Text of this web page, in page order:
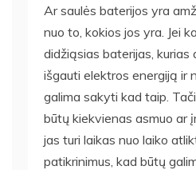
Ar saulės baterijos yra
nuo to, kokios jos yra. Jei
didžiąsias baterijas, kurias
išgauti elektros energiją ir
galima sakyti kad taip.
būtų kiekvienas asmuo ar
jas turi laikas nuo laiko
patikrinimus, kad būtų